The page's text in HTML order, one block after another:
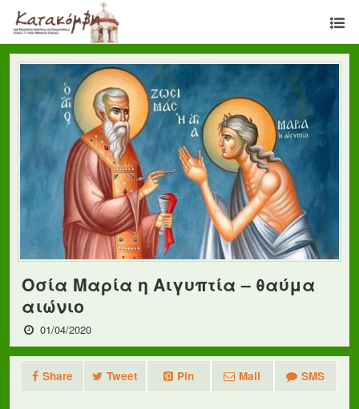
Οσία Μαρία η Αιγυπτία – θαύμα
αιώνιο
01/04/2020
Share Tweet Pin Mail SMS